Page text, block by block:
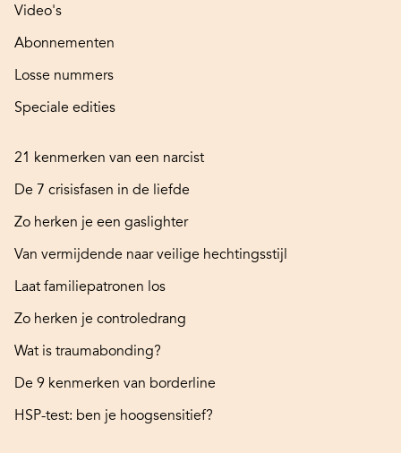
Video's
Abonnementen
Losse nummers
Speciale edities
21 kenmerken van een narcist
De 7 crisisfasen in de liefde
Zo herken je een gaslighter
Van vermijdende naar veilige hechtingsstijl
Laat familiepatronen los
Zo herken je controledrang
Wat is traumabonding?
De 9 kenmerken van borderline
HSP-test: ben je hoogsensitief?